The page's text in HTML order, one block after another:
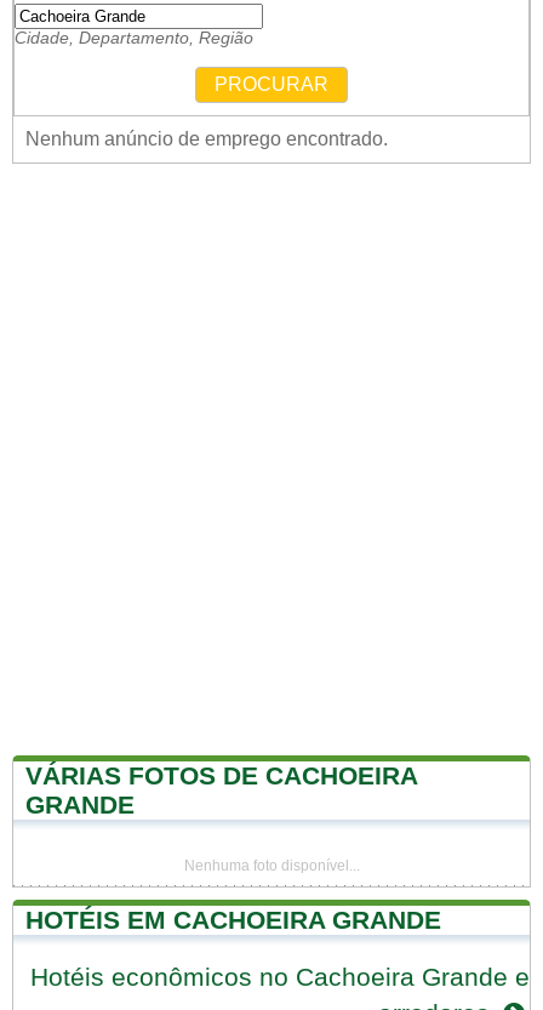
Cidade, Departamento, Região
PROCURAR
Nenhum anúncio de emprego encontrado.
VÁRIAS FOTOS DE CACHOEIRA
GRANDE
Nenhuma foto disponível...
HOTÉIS EM CACHOEIRA GRANDE
Hotéis econômicos no Cachoeira Grande e